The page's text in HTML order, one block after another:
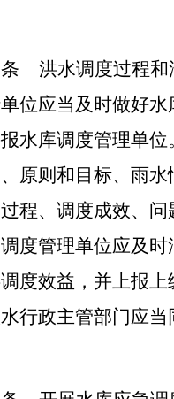
洪水调度过程和
位应当及时做好水
水库调度管理单位
原则和目标、雨水
程、调度成效、问
度管理单位应及时
度效益，并上报上
行政主管部门应当